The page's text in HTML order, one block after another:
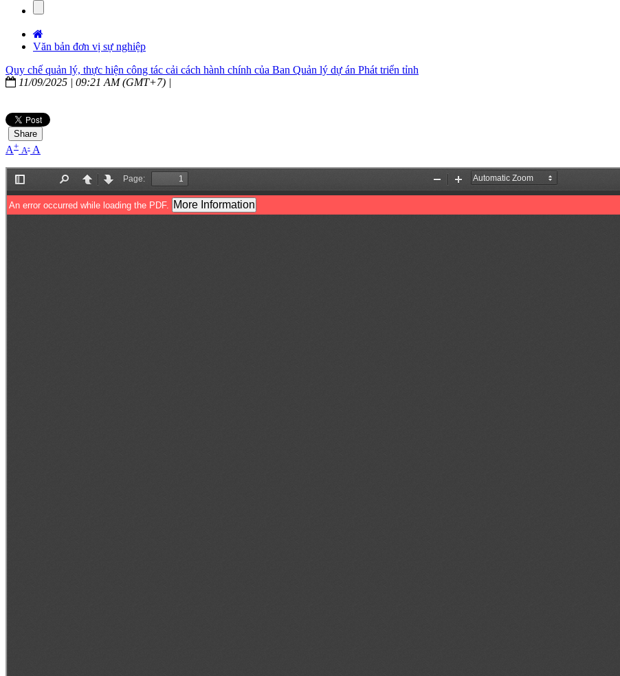
Văn bản đơn vị sự nghiệp
Quy chế quản lý, thực hiện công tác cải cách hành chính của Ban Quản lý dự án Phát triển tỉnh
11/09/2025 | 09:21 AM (GMT+7) |
Share
A+ A- A